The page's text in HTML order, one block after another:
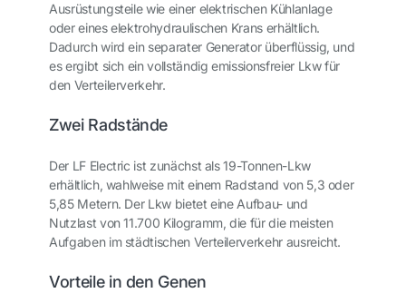
Ausrüstungsteile wie einer elektrischen Kühlanlage
oder eines elektrohydraulischen Krans erhältlich.
Dadurch wird ein separater Generator überflüssig, und
es ergibt sich ein vollständig emissionsfreier Lkw für
den Verteilerverkehr.
Zwei Radstände
Der LF Electric ist zunächst als 19-Tonnen-Lkw
erhältlich, wahlweise mit einem Radstand von 5,3 oder
5,85 Metern. Der Lkw bietet eine Aufbau- und
Nutzlast von 11.700 Kilogramm, die für die meisten
Aufgaben im städtischen Verteilerverkehr ausreicht.
Vorteile in den Genen